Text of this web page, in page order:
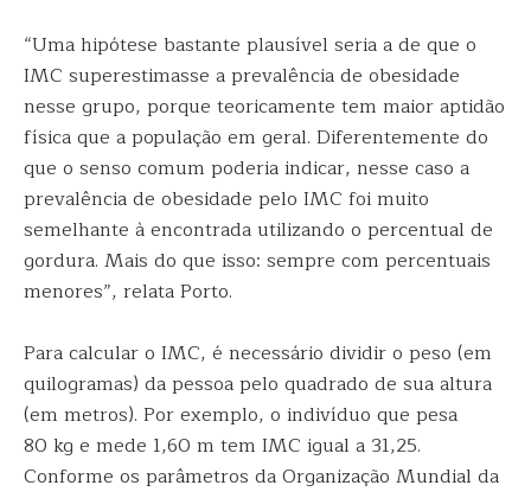
“Uma hipótese bastante plausível seria a de que o
IMC superestimasse a prevalência de obesidade
nesse grupo, porque teoricamente tem maior aptidão
física que a população em geral. Diferentemente do
que o senso comum poderia indicar, nesse caso a
prevalência de obesidade pelo IMC foi muito
semelhante à encontrada utilizando o percentual de
gordura. Mais do que isso: sempre com percentuais
menores”, relata Porto.
Para calcular o IMC, é necessário dividir o peso (em
quilogramas) da pessoa pelo quadrado de sua altura
(em metros). Por exemplo, o indivíduo que pesa
80 kg e mede 1,60 m tem IMC igual a 31,25.
Conforme os parâmetros da Organização Mundial da